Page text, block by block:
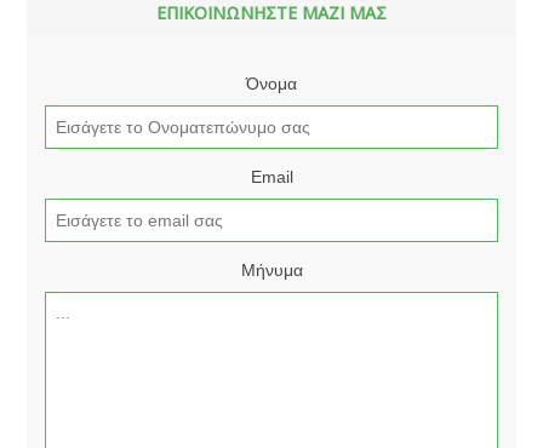
ΕΠΙΚΟΙΝΩΝΗΣΤΕ ΜΑΖΙ ΜΑΣ
Όνομα
Email
Μήνυμα